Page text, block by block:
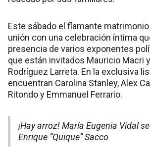
Este sábado el flamante
unión con una celebración íntima
presencia de varios exponentes
que están invitados Mauricio Macri
Rodríguez Larreta. En la exclusiva
encuentran Carolina Stanley, Alex
Ritondo y Emmanuel Ferrario.
¡Hay arroz! María Eugenia Vidal
Enrique “Quique” Sacco